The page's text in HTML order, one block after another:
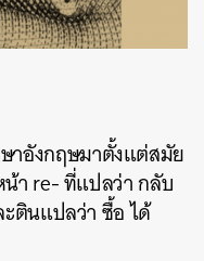
าอังกฤษมาตั้งแต่สมัย
าre-ที่แปลว่า กลับ
ตินแปลว่า ซื้อ ได้